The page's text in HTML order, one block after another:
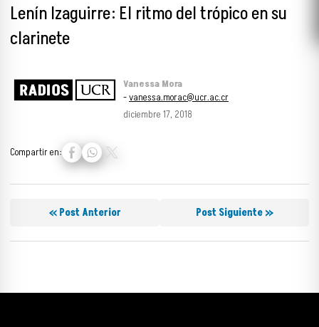
Lenín Izaguirre: El ritmo del trópico en su
clarinete
Vanessa Mora
-vanessa.morac@ucr.ac.cr
diciembre 17, 2018
Compartir en:
« Post Anterior Post Siguiente »